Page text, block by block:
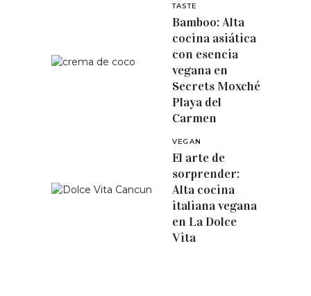
TASTE
Bamboo: Alta
cocina asiática
con esencia
vegana en
Secrets Moxché
Playa del
Carmen
VEGAN
El arte de
sorprender:
Alta cocina
italiana vegana
en La Dolce
Vita